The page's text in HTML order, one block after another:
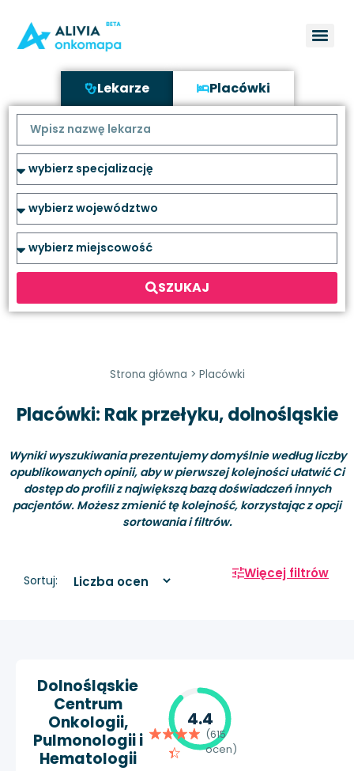
Lekarze Placówki
SZUKAJ
Strona główna > Placówki
Placówki: Rak przełyku, dolnośląskie
Wyniki wyszukiwania prezentujemy domyślnie według liczby
opublikowanych opinii, aby w pierwszej kolejności ułatwić Ci
dostęp do profili z największą bazą doświadczeń innych
pacjentów. Możesz zmienić tę kolejność, korzystając z opcji
sortowania i filtrów.
Sortuj: Więcej filtrów
Dolnośląskie
Centrum
Onkologii,
Pulmonologii i
Hematologii
4.4
(615
ocen)